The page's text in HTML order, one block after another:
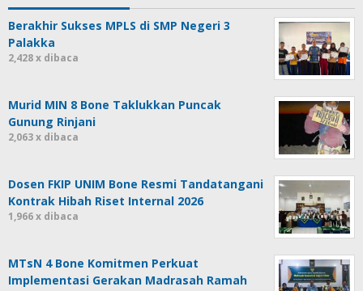
Berakhir Sukses MPLS di SMP Negeri 3
Palakka
2,428 x dibaca
Murid MIN 8 Bone Taklukkan Puncak
Gunung Rinjani
2,063 x dibaca
Dosen FKIP UNIM Bone Resmi Tandatangani
Kontrak Hibah Riset Internal 2026
1,966 x dibaca
MTsN 4 Bone Komitmen Perkuat
Implementasi Gerakan Madrasah Ramah